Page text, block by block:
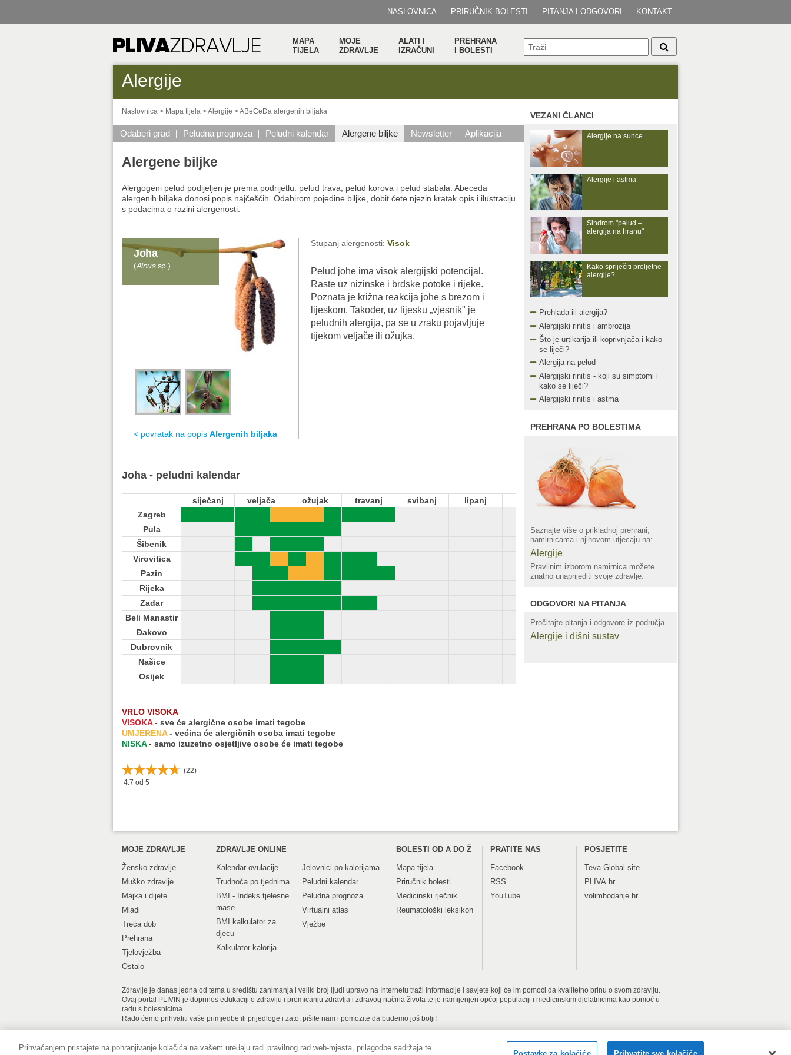
NASLOVNICA PRIRUČNIK BOLESTI PITANJA I ODGOVORI KONTAKT
MAPA
TIJELA
MOJE
ZDRAVLJE
ALATI I
IZRAČUNI
PREHRANA
I BOLESTI
Alergije
Naslovnica > Mapa tijela >Alergije >ABeCeDa alergenih biljaka
Odaberi grad Peludna prognoza Peludni kalendar Alergene biljke Newsletter Aplikacija
Alergene biljke
Alergogeni pelud podijeljen je prema podrijetlu: pelud trava, pelud korova i pelud stabala. Abeceda
alergenih biljaka donosi popis najčešćih. Odabirom pojedine biljke, dobit ćete njezin kratak opis i ilustraciju
s podacima o razini alergenosti.
Joha
(Alnussp.)
< povratak na popis Alergenih biljaka
Stupanj alergenosti: Visok
Pelud johe ima visok alergijski potencijal.
Raste uz nizinske i brdske potoke i rijeke.
Poznata je križna reakcija johe s brezom i
lijeskom. Također, uz lijesku „vjesnik" je
peludnih alergija, pa se u zraku pojavljuje
tijekom veljače ili ožujka.
Joha - peludni kalendar
siječanj veljača ožujak travanj svibanj lipanj kolovoz rujan
Zagreb
Pula
Šibenik
Virovitica
Pazin
Rijeka
Zadar
Beli Manastir
Đakovo
Dubrovnik
Našice
Osijek
Zagreb
Pula
Šibenik
Virovitica
Pazin
Rijeka
Zadar
Beli Manastir
Đakovo
Dubrovnik
Našice
Osijek
VRLO VISOKA
VISOKA- sve će alergične osobe imati tegobe
UMJERENA- većina će alergičnih osoba imati tegobe
NISKA- samo izuzetno osjetljive osobe će imati tegobe
(22)
4.7 od 5
VEZANI ČLANCI
Alergije na sunce
Alergije i astma
Sindrom "pelud –
alergija na hranu"
Kako spriječiti proljetne
alergije?
Prehlada ili alergija?
Alergijski rinitis i ambrozija
Što je urtikarija ili koprivnjača i kako
se liječi?
Alergija na pelud
Alergijski rinitis - koji su simptomi i
kako se liječi?
Alergijski rinitis i astma
PREHRANA PO BOLESTIMA
Saznajte više o prikladnoj prehrani,
namirnicama i njihovom utjecaju na:
Alergije
Pravilnim izborom namirnica možete
znatno unaprijediti svoje zdravlje.
ODGOVORI NA PITANJA
Pročitajte pitanja i odgovore iz područja
Alergije i dišni sustav
MOJE ZDRAVLJE
Žensko zdravlje
Muško zdravlje
Majka i dijete
Mladi
Treća dob
Prehrana
Tjelovježba
Ostalo
ZDRAVLJE ONLINE
Kalendar ovulacije
Trudnoća po tjednima
BMI - Indeks tjelesne
mase
BMI kalkulator za
djecu
Kalkulator kalorija
Jelovnici po kalorijama
Peludni kalendar
Peludna prognoza
Virtualni atlas
Vježbe
BOLESTI OD A DO Ž
Mapa tijela
Priručnik bolesti
Medicinski rječnik
Reumatološki leksikon
PRATITE NAS
Facebook
RSS
YouTube
POSJETITE
TevaGlobal site
PLIVA.hr
volimhodanje.hr
Zdravlje je danas jedna od tema u središtu zanimanja i veliki broj ljudi upravo na Internetu traži informacije i savjete koji će im pomoći da kvalitetno brinu o svom zdravlju.
Ovaj portal PLIVIN je doprinos edukaciji o zdravlju i promicanju zdravlja i zdravog načina života te je namijenjen općoj populaciji i medicinskim djelatnicima kao pomoć u
radu s bolesnicima.
Rado ćemo prihvatiti vaše primjedbe ili prijedloge i zato, pišite nam i pomozite da budemo još bolji!
Impressum Pravne informacije Zaštita privatnosti i kolačići Kontakt obrazac Copyright © 2001-2026 PLIVAzdravlje. Sva prava pridržana.
Prihvaćanjem pristajete na pohranjivanje kolačića na vašem uređaju radi pravilnog rad web-mjesta, prilagodbe sadržaja te
Postavke za kolačiće Prihvatite sve kolačiće